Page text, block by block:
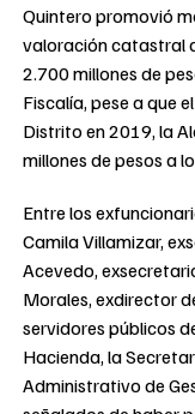
Quintero promovió
valoración catastral
2.700 millones de
Fiscalía, pese a que
Distrito en 2019, la
millones de pesos a
Entre los
Camila Villamizar,
Acevedo,
Morales, exdirector
servidores públicos
Hacienda, la
Administrativo de